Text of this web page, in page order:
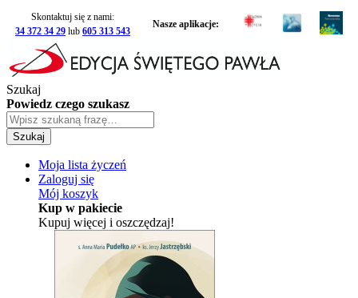
Skontaktuj się z nami:
34 372 34 29 lub 605 313 543
Nasze aplikacje:
Szukaj
Powiedz czego szukasz
Szukaj
Moja lista życzeń
Zaloguj się
Mój koszyk
Kup w pakiecie
Kupuj więcej i oszczędzaj!